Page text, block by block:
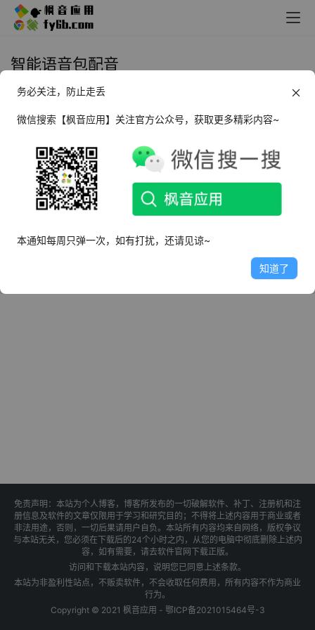
智能语音包配音
2023年3月13日
免责声明：本站为个人博客，博客所发布的一切破解软件、补丁、注册机和注
册信息及软件的文章仅限用于学习和研究目的；不得将上述内容用于商业或者
非法用途，否则，一切后果请用户自负。本站所有内容均来自网络，版权争议
与本站无关，您必须在下载后的24个小时之内，从您的电脑中彻底删除上述内
容，如有需要，请去软件官网下载正版。
访问和下载本站内容，说明您已同意上述条款。
本站为非盈利性站点，不贩卖软件，不会收取任何费用，所有内容不作为商业
行为。
Copyright © 2021 枫音应用 - 鄂ICP备2021015464号-3
务必关注，防止走丢
微信搜索【枫音应用】关注官方公众号，获取更多精彩内容~
本通知每周只弹一次，如有打扰，还请见谅~
知道了